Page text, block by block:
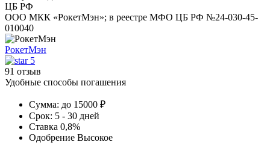
ЦБ РФ
ООО МКК «РокетМэн»; в реестре МФО ЦБ РФ №24-030-45-
010040
РокетМэн
5
91 отзыв
Удобные способы погашения
Сумма: до 15000 ₽
Срок: 5 - 30 дней
Ставка 0,8%
Одобрение Высокое